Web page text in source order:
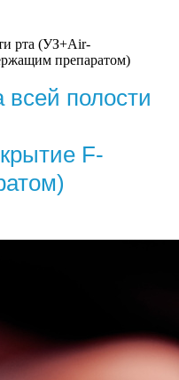
рта (УЗ+Air-
препаратом)
всей полости
F-